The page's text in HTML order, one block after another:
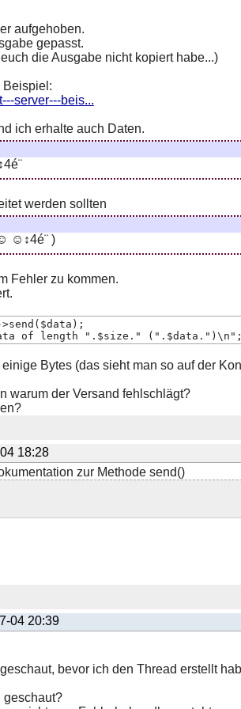
aufgehoben.
gepasst.
die Ausgabe nicht kopiert habe...)
Beispiel:
server---beis...
ich erhalte auch Daten.
werden sollten
☺↕4é¨ )
Fehler zu kommen.
of length ".$size."
Bytes (das sieht man so auf der
warum der Versand fehlschlägt?
18:28
zur Methode send()
04 20:39
bevor ich den Thread erstellt
geschaut?